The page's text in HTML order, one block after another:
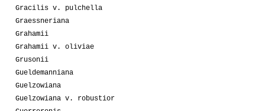
Gracilis v. pulchella
Graessneriana
Grahamii
Grahamii v. oliviae
Grusonii
Gueldemanniana
Guelzowiana
Guelzowiana v. robustior